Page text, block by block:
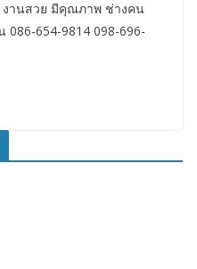
งานสวย มีคุณภาพ ช่างคน
086-654-9814 098-696-